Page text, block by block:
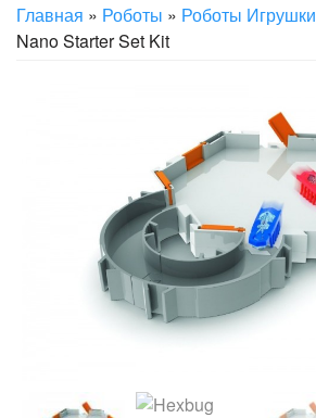
Главная » Роботы » Роботы Игрушки
Nano Starter Set Kit